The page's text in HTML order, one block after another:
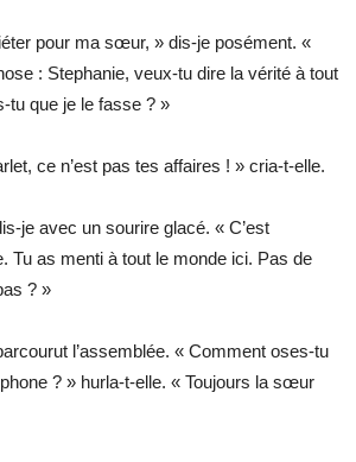
pour ma sœur, » dis-je posément. «
: Stephanie, veux-tu dire la vérité à tout
tu que je le fasse ? »
ce n’est pas tes affaires ! » cria-t-elle.
je avec un sourire glacé. « C’est
Tu as menti à tout le monde ici. Pas de
? »
l’assemblée. « Comment oses-tu
? » hurla-t-elle. « Toujours la sœur